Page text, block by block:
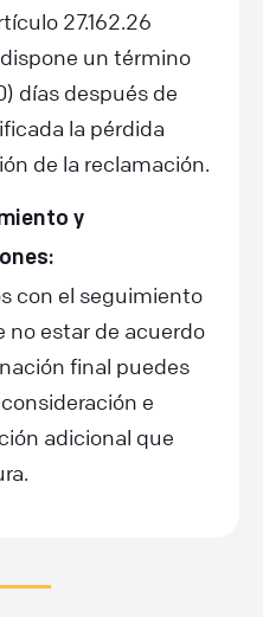
27.162.26
dispone un término
días después de
la pérdida
de la reclamación.
y
con el seguimiento
no estar de acuerdo
final puedes
e
adicional que